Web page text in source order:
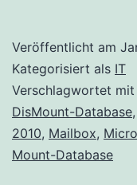
Veröffentlicht am
Kategorisiert als IT
Verschlagwortet mit
DisMount-Database,
2010, Mailbox,
Mount-Database